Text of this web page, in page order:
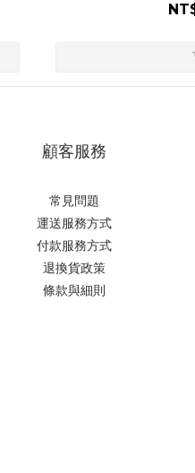
顧客服務
常見問題
運送服務方式
付款服務方式
退換貨政策
條款與細則